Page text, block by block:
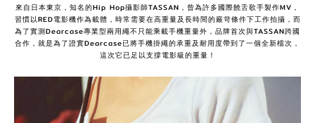
來自日本東京，知名的Hip Hop攝影師TASSAN，曾為許多國際饒舌歌手製作MV，
習慣以RED電影機作為載體，時常需要在高重量及長時間的嚴苛條件下工作拍攝，而
為了實測Dearcase專業型兩用繩不只能乘載手機重量外，品牌首次與TASSAN跨國
合作，就是為了證實Dearcase已將手機掛繩的承重及耐用度帶到了一個全新檔次，
這次它已足以支撐電影級的重量！